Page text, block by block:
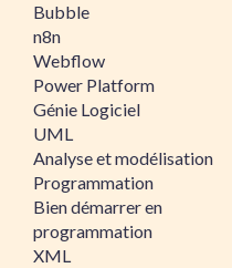
Bubble
n8n
Webflow
Power Platform
Génie Logiciel
UML
Analyse et modélisation
Programmation
Bien démarrer en
programmation
XML